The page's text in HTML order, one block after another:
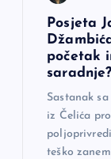
Posjeta
početak
saradnje?
Sastanak
iz Čelića
teško